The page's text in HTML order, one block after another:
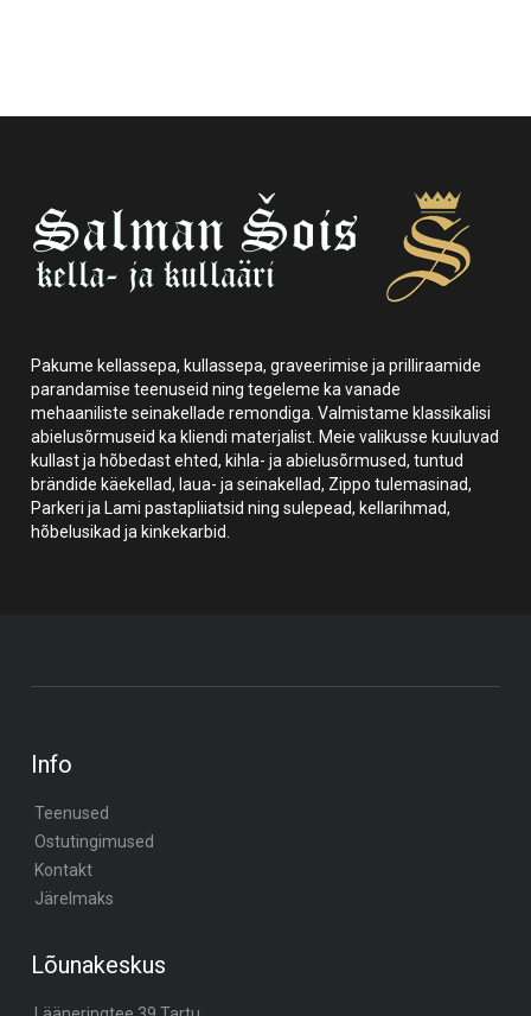
Pakume kellassepa, kullassepa, graveerimise ja prilliraamide
parandamise teenuseid ning tegeleme ka vanade
mehaaniliste seinakellade remondiga. Valmistame klassikalisi
abielusõrmuseid ka kliendi materjalist. Meie valikusse kuuluvad
kullast ja hõbedast ehted, kihla- ja abielusõrmused, tuntud
brändide käekellad, laua- ja seinakellad, Zippo tulemasinad,
Parkeri ja Lami pastapliiatsid ning sulepead, kellarihmad,
hõbelusikad ja kinkekarbid.
Info
Teenused
Ostutingimused
Kontakt
Järelmaks
Lõunakeskus